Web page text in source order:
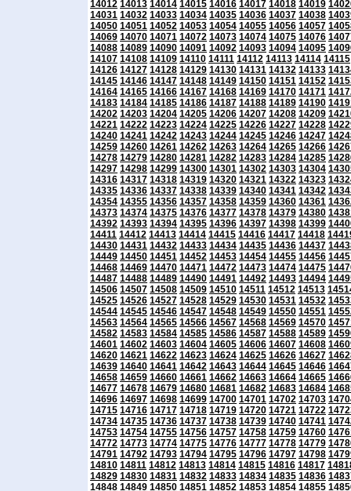
14012 14013 14014 14015 14016 14017 14018 14019
14031 14032 14033 14034 14035 14036 14037 14038
14050 14051 14052 14053 14054 14055 14056 14057
14069 14070 14071 14072 14073 14074 14075 14076
14088 14089 14090 14091 14092 14093 14094 14095
14107 14108 14109 14110 14111 14112 14113 14114 14115
14126 14127 14128 14129 14130 14131 14132 14133
14145 14146 14147 14148 14149 14150 14151 14152
14164 14165 14166 14167 14168 14169 14170 14171
14183 14184 14185 14186 14187 14188 14189 14190
14202 14203 14204 14205 14206 14207 14208 14209
14221 14222 14223 14224 14225 14226 14227 14228
14240 14241 14242 14243 14244 14245 14246 14247
14259 14260 14261 14262 14263 14264 14265 14266
14278 14279 14280 14281 14282 14283 14284 14285
14297 14298 14299 14300 14301 14302 14303 14304
14316 14317 14318 14319 14320 14321 14322 14323
14335 14336 14337 14338 14339 14340 14341 14342
14354 14355 14356 14357 14358 14359 14360 14361
14373 14374 14375 14376 14377 14378 14379 14380
14392 14393 14394 14395 14396 14397 14398 14399
14411 14412 14413 14414 14415 14416 14417 14418
14430 14431 14432 14433 14434 14435 14436 14437
14449 14450 14451 14452 14453 14454 14455 14456
14468 14469 14470 14471 14472 14473 14474 14475
14487 14488 14489 14490 14491 14492 14493 14494
14506 14507 14508 14509 14510 14511 14512 14513
14525 14526 14527 14528 14529 14530 14531 14532
14544 14545 14546 14547 14548 14549 14550 14551
14563 14564 14565 14566 14567 14568 14569 14570
14582 14583 14584 14585 14586 14587 14588 14589
14601 14602 14603 14604 14605 14606 14607 14608
14620 14621 14622 14623 14624 14625 14626 14627
14639 14640 14641 14642 14643 14644 14645 14646
14658 14659 14660 14661 14662 14663 14664 14665
14677 14678 14679 14680 14681 14682 14683 14684
14696 14697 14698 14699 14700 14701 14702 14703
14715 14716 14717 14718 14719 14720 14721 14722
14734 14735 14736 14737 14738 14739 14740 14741
14753 14754 14755 14756 14757 14758 14759 14760
14772 14773 14774 14775 14776 14777 14778 14779
14791 14792 14793 14794 14795 14796 14797 14798
14810 14811 14812 14813 14814 14815 14816 14817
14829 14830 14831 14832 14833 14834 14835 14836
14848 14849 14850 14851 14852 14853 14854 14855